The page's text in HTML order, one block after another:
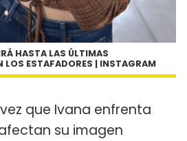
HASTA LAS ÚLTIMAS
LOS ESTAFADORES | INSTAGRAM
que Ivana enfrenta
su imagen